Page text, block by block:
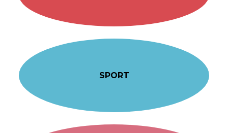
SPORT